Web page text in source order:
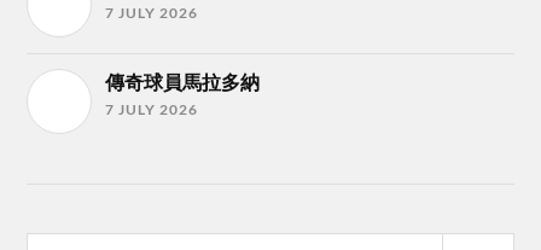
7 JULY 2026
傳奇球員馬拉多納
7 JULY 2026